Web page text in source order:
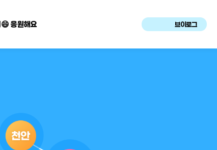
😄 응원해요 브이로그